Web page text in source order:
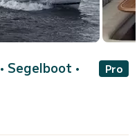
• Segelboot •
Pro